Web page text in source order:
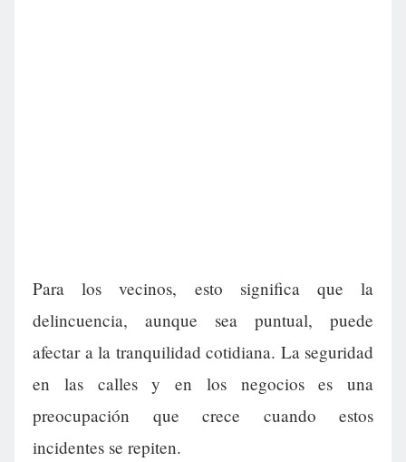
Para los vecinos, esto significa que la
delincuencia, aunque sea puntual, puede
afectar a la tranquilidad cotidiana. La seguridad
en las calles y en los negocios es una
preocupación que crece cuando estos
incidentes se repiten.